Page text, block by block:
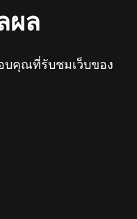
ผล
บคุณที่รับชมเว็บของ